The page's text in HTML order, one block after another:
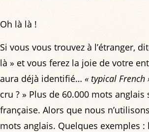
Oh là là !
Si vous vous trouvez à l’étranger,
là » et vous ferez la joie de votre
aura déjà identifié… « typical French
cru ? » Plus de 60.000 mots anglais
française. Alors que nous
mots anglais. Quelques exemples